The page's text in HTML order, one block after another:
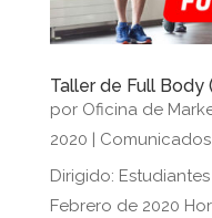
Taller de Full Body
por Oficina de
2020
Comunicados
Dirigido:
Febrero de 2020